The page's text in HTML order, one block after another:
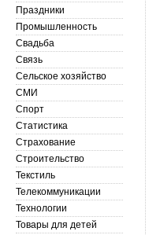
Праздники
Промышленность
Свадьба
Связь
Сельское хозяйство
СМИ
Спорт
Статистика
Страхование
Строительство
Текстиль
Телекоммуникации
Технологии
Товары для детей